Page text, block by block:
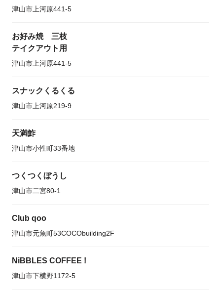
津山市上河原441-5
お好み焼 三枝
テイクアウト用
津山市上河原441-5
スナックくるくる
津山市上河原219-9
天満鮓
津山市小性町33番地
つくつくぼうし
津山市二宮80-1
Club qoo
津山市元魚町53COCObuilding2F
NiBBLES COFFEE !
津山市下横野1172-5